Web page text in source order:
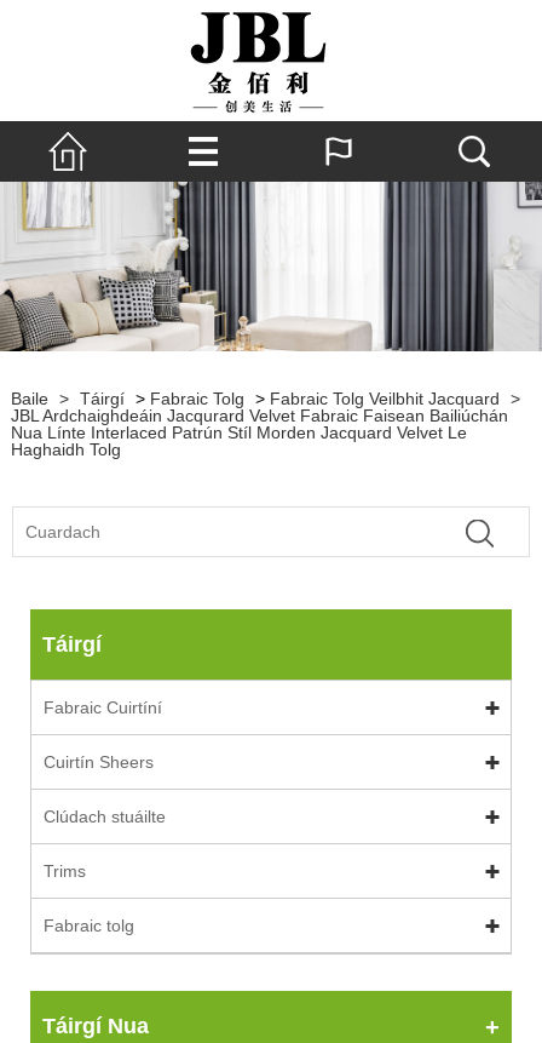
Baile > Táirgí > Fabraic Tolg > Fabraic Tolg Veilbhit Jacquard
>
JBL Ardchaighdeáin Jacqurard Velvet Fabraic Faisean Bailiúchán
Nua Línte Interlaced Patrún Stíl Morden Jacquard Velvet Le
Haghaidh Tolg
Táirgí
Fabraic Cuirtíní
Cuirtín Sheers
Clúdach stuáilte
Trims
Fabraic tolg
Táirgí Nua